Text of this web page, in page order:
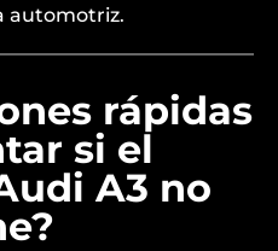
automotriz.
rápidas
si el
A3 no